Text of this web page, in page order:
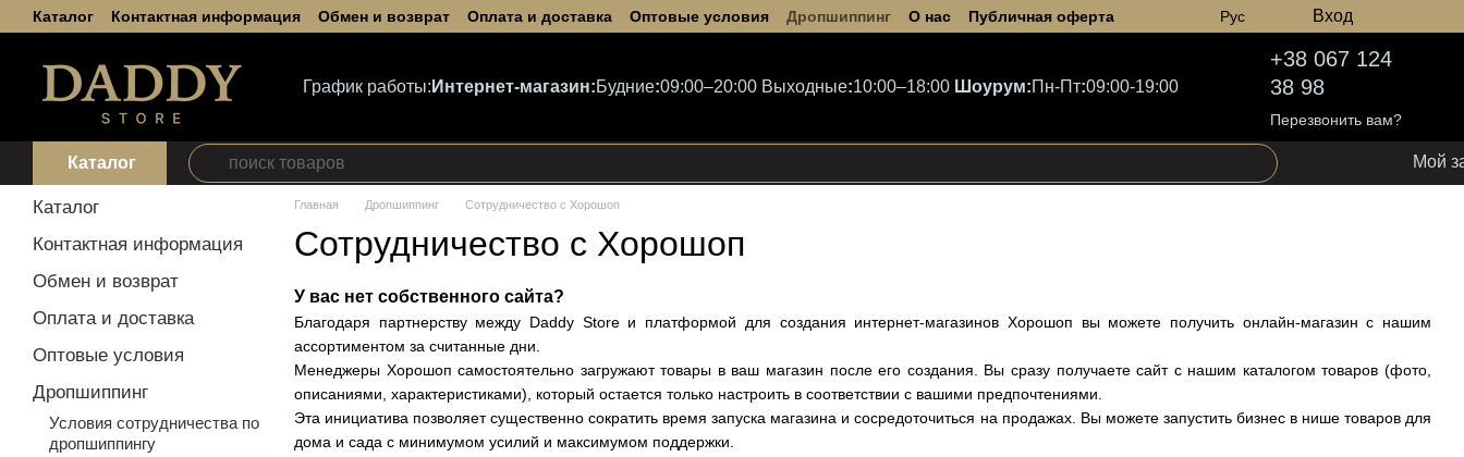
Перейти к основному контенту
Каталог Контактная информация Обмен и возврат Оплата и доставка Оптовые условия Дропшиппинг О нас
Публичная оферта
Пользовательское соглашение
Рус Вход
График работы: Интернет-магазин:Будние:09:00–20:00 Выходные:10:00–18:00 Шоурум:Пн-Пт:09:00-19:00
+38 067 124
38 98
Перезвонить вам?
Каталог Мой
Главная Дропшиппинг Сотрудничество с Хорошоп
Сотрудничество с Хорошоп
У вас нет собственного сайта?
Благодаря партнерству между Daddy Store и платформой для создания интернет-магазинов Хорошоп вы можете получить онлайн-магазин с нашим
ассортиментом за считанные дни.
Менеджеры Хорошоп самостоятельно загружают товары в ваш магазин после его создания. Вы сразу получаете сайт с нашим каталогом товаров (фото,
описаниями, характеристиками), который остается только настроить в соответствии с вашими предпочтениями.
Эта инициатива позволяет существенно сократить время запуска магазина и сосредоточиться на продажах. Вы можете запустить бизнес в нише товаров для
дома и сада с минимумом усилий и максимумом поддержки.
Каталог
Контактная информация
Обмен и возврат
Оплата и доставка
Оптовые условия
Дропшиппинг
Условия сотрудничества по
дропшиппингу